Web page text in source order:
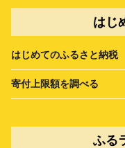
はじ
はじめてのふるさと納税
寄付上限額を調べる
ふる